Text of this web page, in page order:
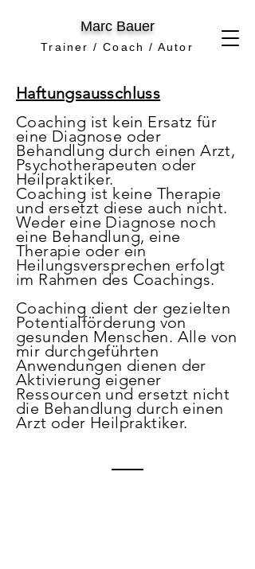
Marc Bauer
Trainer / Coach / Autor
Haftungsausschluss
Coaching ist kein Ersatz für
eine Diagnose oder
Behandlung durch einen Arzt,
Psychotherapeuten oder
Heilpraktiker.
Coaching ist keine Therapie
und ersetzt diese auch nicht.
Weder eine Diagnose noch
eine Behandlung, eine
Therapie oder ein
Heilungsversprechen erfolgt
im Rahmen des Coachings.
Coaching dient der gezielten
Potentialförderung von
gesunden Menschen. Alle von
mir durchgeführten
Anwendungen dienen der
Aktivierung eigener
Ressourcen und ersetzt nicht
die Behandlung durch einen
Arzt oder Heilpraktiker.